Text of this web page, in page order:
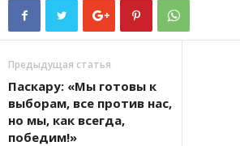
Предыдущая статья
Паскару: «Мы готовы к
выборам, все против нас,
но мы, как всегда,
победим!»